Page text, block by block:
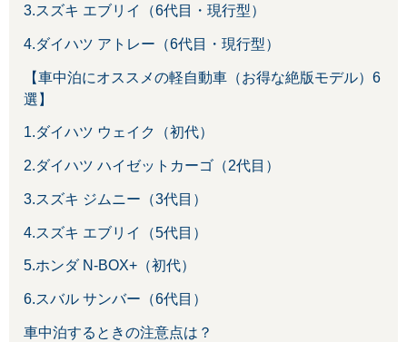
3.スズキ エブリイ（6代目・現行型）
4.ダイハツ アトレー（6代目・現行型）
【車中泊にオススメの軽自動車（お得な絶版モデル）6
選】
1.ダイハツ ウェイク（初代）
2.ダイハツ ハイゼットカーゴ（2代目）
3.スズキ ジムニー（3代目）
4.スズキ エブリイ（5代目）
5.ホンダ N-BOX+（初代）
6.スバル サンバー（6代目）
車中泊するときの注意点は？